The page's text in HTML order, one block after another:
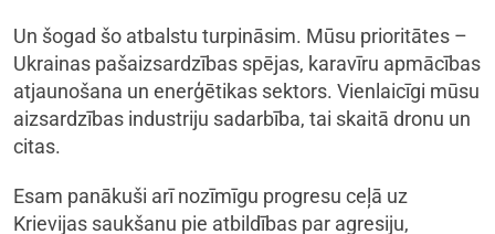
Un šogad šo atbalstu turpināsim. Mūsu prioritātes –
Ukrainas pašaizsardzības spējas, karavīru apmācības
atjaunošana un enerģētikas sektors. Vienlaicīgi mūsu
aizsardzības industriju sadarbība, tai skaitā dronu un
citas.
Esam panākuši arī nozīmīgu progresu ceļā uz
Krievijas saukšanu pie atbildības par agresiju,